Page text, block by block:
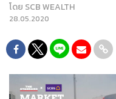
โดย SCB WEALTH
28.05.2020